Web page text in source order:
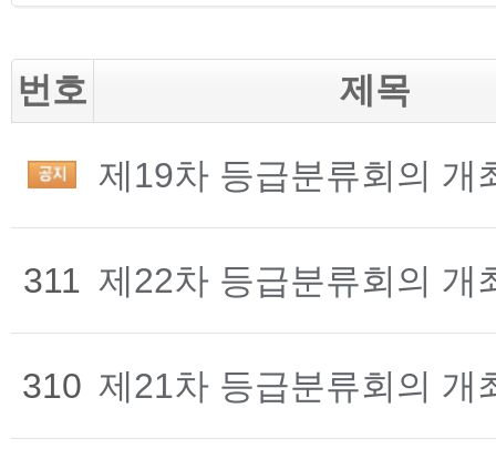
번호 제목
제19차 등급분류회의 개
311 제22차 등급분류회의 개
310 제21차 등급분류회의 개